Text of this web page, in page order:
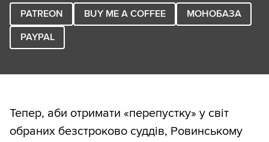
PATREON BUY ME A COFFEE
МОНОБАЗА
PAYPAL
Тепер, аби отримати «перепустку» у світ
обраних безстроково суддів, Ровинському